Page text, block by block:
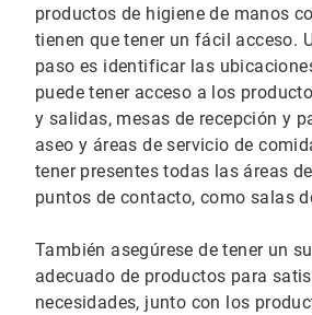
productos de higiene de manos
tienen que tener un fácil acceso.
paso es identificar las
puede tener acceso a los
y salidas, mesas de recepción y
aseo y áreas de servicio de
tener presentes todas las áreas
puntos de contacto, como salas
También asegúrese de tener un
adecuado de productos para
necesidades, junto con los